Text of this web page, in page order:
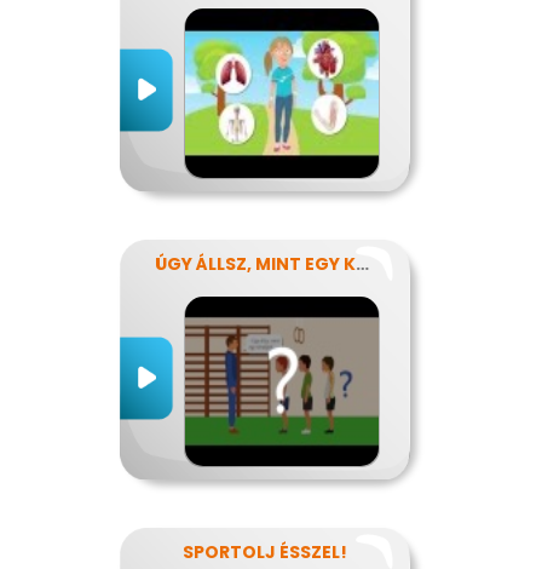
ÚGY ÁLLSZ, MINT EGY KÉRDŐJEL
SPORTOLJ ÉSSZEL!